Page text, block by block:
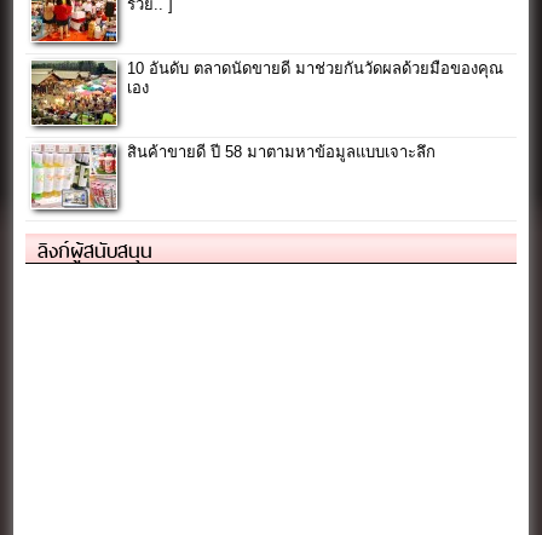
รวย.. ]
10 อันดับ ตลาดนัดขายดี มาช่วยกันวัดผลด้วยมือของคุณ
เอง
สินค้าขายดี ปี 58 มาตามหาข้อมูลแบบเจาะลึก
ลิงก์ผู้สนับสนุน